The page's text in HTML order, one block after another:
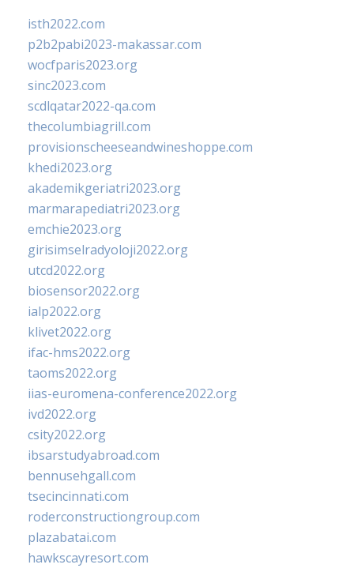
isth2022.com
p2b2pabi2023-makassar.com
wocfparis2023.org
sinc2023.com
scdlqatar2022-qa.com
thecolumbiagrill.com
provisionscheeseandwineshoppe.com
khedi2023.org
akademikgeriatri2023.org
marmarapediatri2023.org
emchie2023.org
girisimselradyoloji2022.org
utcd2022.org
biosensor2022.org
ialp2022.org
klivet2022.org
ifac-hms2022.org
taoms2022.org
iias-euromena-conference2022.org
ivd2022.org
csity2022.org
ibsarstudyabroad.com
bennusehgall.com
tsecincinnati.com
roderconstructiongroup.com
plazabatai.com
hawkscayresort.com